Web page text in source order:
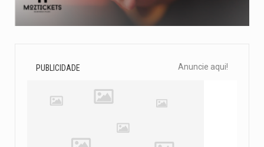
PUBLICIDADE Anuncie aqui!